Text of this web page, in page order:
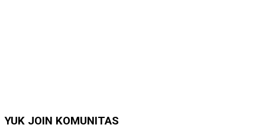
YUK JOIN KOMUNITAS